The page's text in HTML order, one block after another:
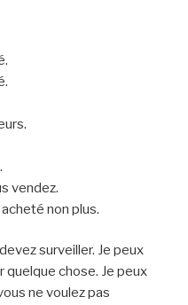
vendez.
non plus.
surveiller. Je peux
quelque chose. Je peux
ne voulez pas